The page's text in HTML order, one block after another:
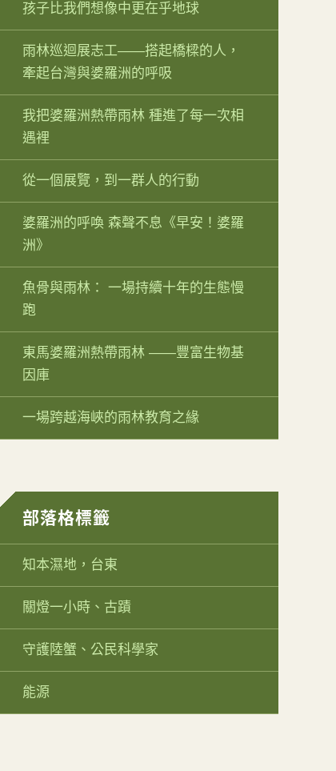
孩子比我們想像中更在乎地球
雨林巡迴展志工——搭起橋樑的人，
牽起台灣與婆羅洲的呼吸
我把婆羅洲熱帶雨林 種進了每一次相
遇裡
從一個展覽，到一群人的行動
婆羅洲的呼喚 森聲不息《早安！婆羅
洲》
魚骨與雨林： 一場持續十年的生態慢
跑
東馬婆羅洲熱帶雨林 ——豐富生物基
因庫
一場跨越海峽的雨林教育之緣
部落格標籤
知本濕地，台東
關燈一小時、古蹟
守護陸蟹、公民科學家
能源